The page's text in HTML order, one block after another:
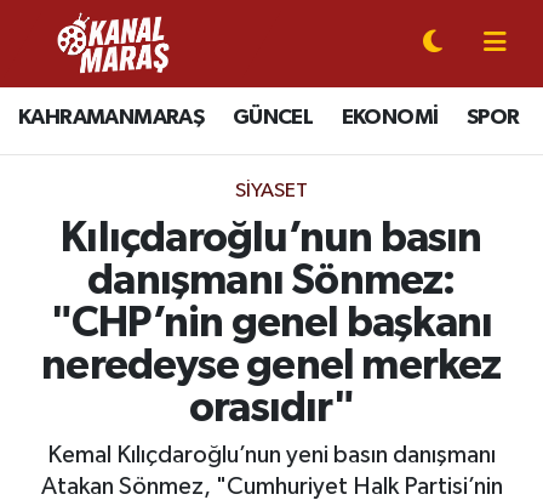
KAHRAMANMARAŞ GÜNCEL EKONOMİ SPOR
SIYASET
Kılıçdaroğlu’nun basın
danışmanı Sönmez:
"CHP’nin genel başkanı
neredeyse genel merkez
orasıdır"
Kemal Kılıçdaroğlu’nun yeni basın danışmanı
Atakan Sönmez, "Cumhuriyet Halk Partisi’nin
CANLI YAYIN
KAHRAMANMARAŞ
SPOR
SİYASET
GÜNDEM
Kahramanmaraş Nöbetçi Eczaneler
Kahramanmaraş Hava Durumu
Kahramanmaraş Trafik Yoğunluk Haritası
Süper Lig Puan Durumu ve Fikstür
Tüm Manşetler
Son Dakika Haberleri